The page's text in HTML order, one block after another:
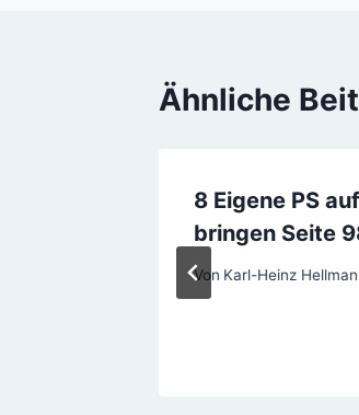
Ähnliche
8 Eigene PS
bringen Seite
Von Karl-Heinz